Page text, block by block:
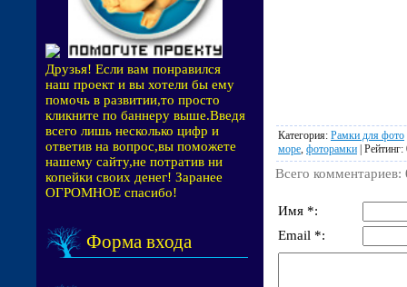
Друзья! Если вам понравился
наш проект и вы хотели бы ему
помочь в развитии,то просто
кликните по баннеру выше.Введя
всего лишь несколько цифр и
ответив на вопрос,вы поможете
нашему сайту,не потратив ни
копейки своих денег! Заранее
ОГРОМНОЕ спасибо!
Форма входа
Категория: Рамки для фото
море фоторамки | Рейтинг:
Всего комментариев:
Имя *:
Email *: